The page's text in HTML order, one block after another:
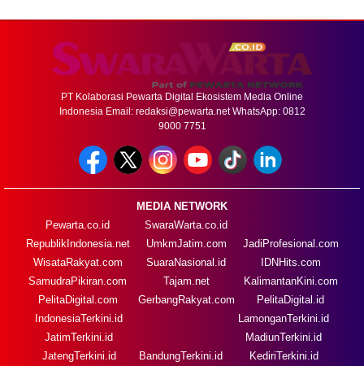
PT Kolaborasi Pewarta Digital Ekosistem Media Online
Indonesia Email: redaksi@pewarta.netWhatsApp: 0812
9000 7751
MEDIA NETWORK
Pewarta.co.id
RepublikIndonesia.net
WisataRakyat.com
SamudraPikiran.com
PelitaDigital.com
SwaraWarta.co.id
UmkmJatim.com
SuaraNasional.id
Tajam.net
GerbangRakyat.com
JadiProfesional.com
IDNHits.com
KalimantanKini.com
PelitaDigital.id
IndonesiaTerkini.id
JatimTerkini.id
JatengTerkini.id
BandungTerkini.id
LamonganTerkini.id
MadiunTerkini.id
KediriTerkini.id